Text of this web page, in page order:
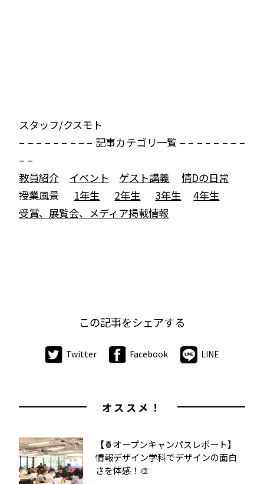
スタッフ/クスモト
– – – – – – – – – 記事カテゴリ一覧 – – – – – – – –
– –
教員紹介
イベント ゲスト講義
情Dの日常
授業風景 1年生 2年生 3年生
4年生
受賞、展覧会、メディア掲載情報
この記事をシェアする
Twitter Facebook LINE
オススメ！
【🍍オープンキャンパスレポート】
情報デザイン学科でデザインの面白
さを体感！🎨